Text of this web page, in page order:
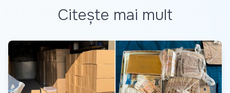
Citește mai mult